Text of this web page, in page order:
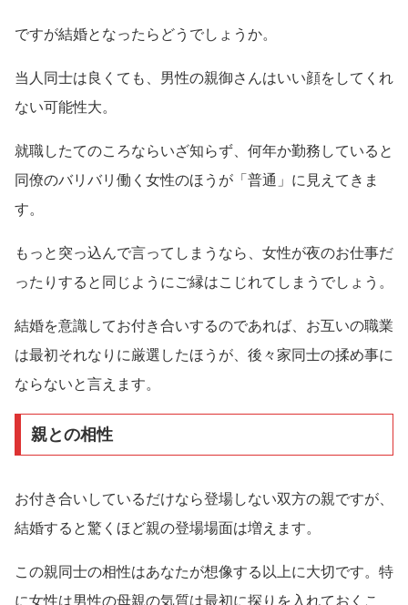
ですが結婚となったらどうでしょうか。
当人同士は良くても、男性の親御さんはいい顔をしてくれ
ない可能性大。
就職したてのころならいざ知らず、何年か勤務していると
同僚のバリバリ働く女性のほうが「普通」に見えてきま
す。
もっと突っ込んで言ってしまうなら、女性が夜のお仕事だ
ったりすると同じようにご縁はこじれてしまうでしょう。
結婚を意識してお付き合いするのであれば、お互いの職業
は最初それなりに厳選したほうが、後々家同士の揉め事に
ならないと言えます。
親との相性
お付き合いしているだけなら登場しない双方の親ですが、
結婚すると驚くほど親の登場場面は増えます。
この親同士の相性はあなたが想像する以上に大切です。特
に女性は男性の母親の気質は最初に探りを入れておくこ